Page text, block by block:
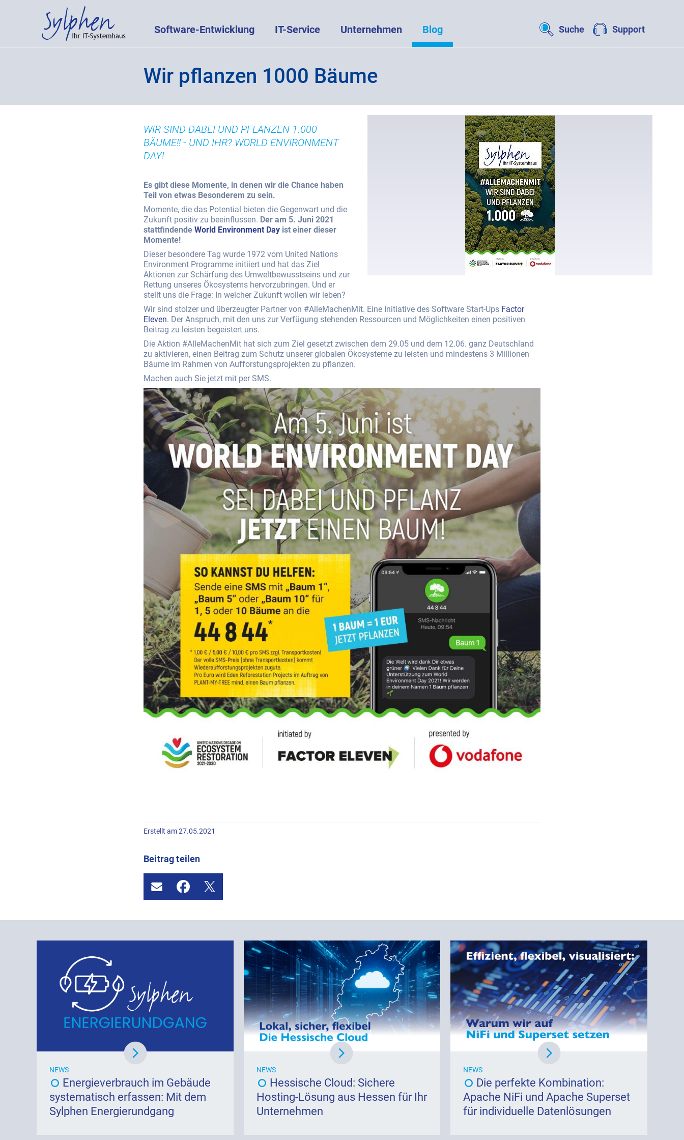
Software-Entwicklung IT-Service Unternehmen Blog Support
Suche
Wir pflanzen 1000 Bäume
WIR SIND DABEI UND PFLANZEN 1.000
BÄUME!! - UND IHR? WORLD ENVIRONMENT
DAY!
Es gibt diese Momente, in denen wir die Chance haben
Teil von etwas Besonderem zu sein.
Momente, die das Potential bieten die Gegenwart und die
Zukunft positiv zu beeinflussen. Der am 5. Juni 2021
stattfindende World Environment Day ist einer dieser
Momente!
Dieser besondere Tag wurde 1972 vom United Nations
Environment Programme initiiert und hat das Ziel
Aktionen zur Schärfung des Umweltbewusstseins und zur
Rettung unseres Ökosystems hervorzubringen. Und er
stellt uns die Frage: In welcher Zukunft wollen wir leben?
Wir sind stolzer und überzeugter Partner von #AlleMachenMit. Eine Initiative des Software Start-Ups Factor
Eleven. Der Anspruch, mit den uns zur Verfügung stehenden Ressourcen und Möglichkeiten einen positiven
Beitrag zu leisten begeistert uns.
Die Aktion #AlleMachenMit hat sich zum Ziel gesetzt zwischen dem 29.05 und dem 12.06. ganz Deutschland
zu aktivieren, einen Beitrag zum Schutz unserer globalen Ökosysteme zu leisten und mindestens 3 Millionen
Bäume im Rahmen von Aufforstungsprojekten zu pflanzen.
Machen auch Sie jetzt mit per SMS.
Erstellt am 27.05.2021
Beitrag teilen
NEWS
Energieverbrauch im Gebäude
systematisch erfassen: Mit dem
Sylphen Energierundgang
NEWS
Hessische Cloud: Sichere
Hosting-Lösung aus Hessen für Ihr
Unternehmen
NEWS
Die perfekte Kombination:
Apache NiFi und Apache Superset
für individuelle Datenlösungen